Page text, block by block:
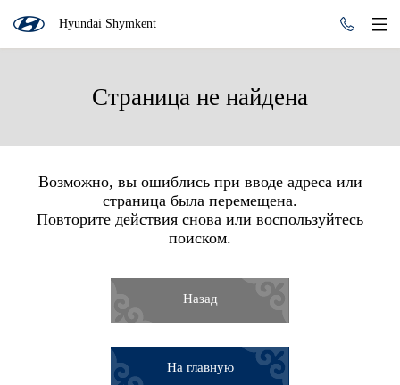
Hyundai Shymkent
Страница не найдена
Возможно, вы ошиблись при вводе адреса или
страница была перемещена.
Повторите действия снова или воспользуйтесь
поиском.
Назад
На главную